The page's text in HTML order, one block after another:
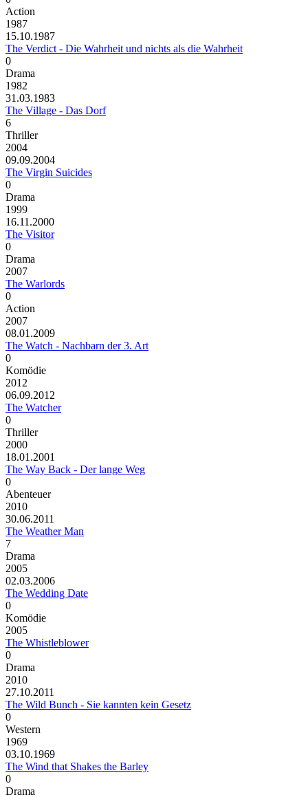
Action
1987
15.10.1987
The Verdict - Die Wahrheit und nichts als die Wahrheit
0
Drama
1982
31.03.1983
The Village - Das Dorf
6
Thriller
2004
09.09.2004
The Virgin Suicides
0
Drama
1999
16.11.2000
The Visitor
0
Drama
2007
The Warlords
0
Action
2007
08.01.2009
The Watch - Nachbarn der 3. Art
0
Komödie
2012
06.09.2012
The Watcher
0
Thriller
2000
18.01.2001
The Way Back - Der lange Weg
0
Abenteuer
2010
30.06.2011
The Weather Man
7
Drama
2005
02.03.2006
The Wedding Date
0
Komödie
2005
The Whistleblower
0
Drama
2010
27.10.2011
The Wild Bunch - Sie kannten kein Gesetz
0
Western
1969
03.10.1969
The Wind that Shakes the Barley
0
Drama